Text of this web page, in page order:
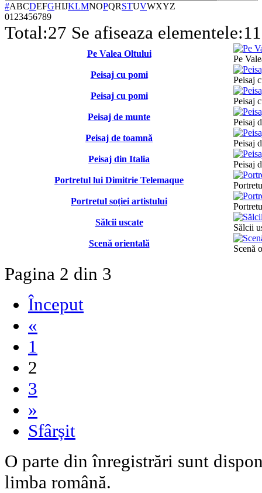
#ABCDEFGHIJKLMNOPQRSTUVWXYZ
01 23456789
Total:27 Se afiseaza elementele:
Pe Valea Oltului
Pe
Peisaj cu pomi
Peisaj
Peisaj cu pomi
Peisaj
Peisaj de munte
Peisaj
Peisaj de toamnă
Peisaj
Peisaj din Italia
Peisaj
Portretul lui Dimitrie Telemaque
Portretul soției artistului
Sălcii uscate
Sălcii
Scenă orientală
Scenă
Pagina 2 din 3
Început
«
1
2
3
»
Sfârșit
O parte din înregistrări sunt
limba română.